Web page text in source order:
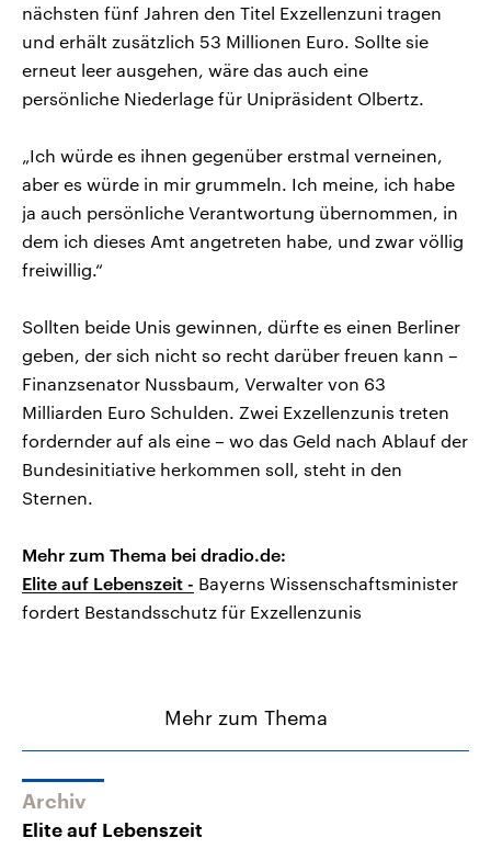
nächsten fünf Jahren den Titel Exzellenzuni tragen
und erhält zusätzlich 53 Millionen Euro. Sollte sie
erneut leer ausgehen, wäre das auch eine
persönliche Niederlage für Unipräsident Olbertz.
„Ich würde es ihnen gegenüber erstmal verneinen,
aber es würde in mir grummeln. Ich meine, ich habe
ja auch persönliche Verantwortung übernommen, in
dem ich dieses Amt angetreten habe, und zwar völlig
freiwillig.“
Sollten beide Unis gewinnen, dürfte es einen Berliner
geben, der sich nicht so recht darüber freuen kann –
Finanzsenator Nussbaum, Verwalter von 63
Milliarden Euro Schulden. Zwei Exzellenzunis treten
fordernder auf als eine – wo das Geld nach Ablauf der
Bundesinitiative herkommen soll, steht in den
Sternen.
Mehr zum Thema bei dradio.de:
Elite auf Lebenszeit - Bayerns Wissenschaftsminister
fordert Bestandsschutz für Exzellenzunis
Mehr zum Thema
Archiv
Elite auf Lebenszeit